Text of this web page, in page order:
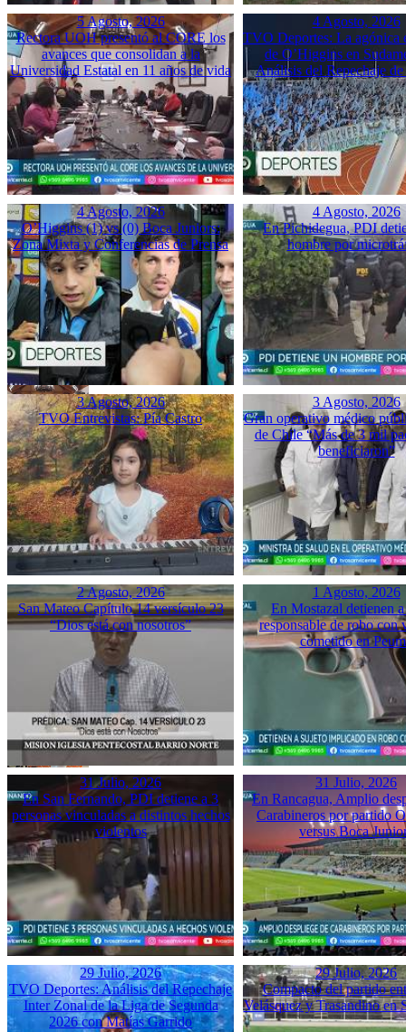
5 Agosto, 2026
Rectora UOH presentó al CORE los
avances que consolidan a la
Universidad Estatal en 11 años de vida
4 Agosto, 2026
TVO Deportes: La agónica
de O’Higgins en
Análisis del Repechaje de
4 Agosto, 2026
O’Higgins (1) vs (0) Boca Juniors:
Zona Mixta y Conferencias de Prensa
4 Agosto, 2026
En Pichidegua, PDI
hombre por
3 Agosto, 2026
TVO Entrevistas: Pía Castro
3 Agosto, 2026
Gran operativo médico
de Chile “Más de 3 mil
beneficiaron”
2 Agosto, 2026
San Mateo Capítulo 14 versículo 23
“Dios está con nosotros”
1 Agosto, 2026
En Mostazal detienen
responsable de robo con
cometido en
31 Julio, 2026
En San Fernando, PDI detiene a 3
personas vinculadas a distintos hechos
violentos
31 Julio, 2026
En Rancagua, Amplio
Carabineros por partido
versus Boca
29 Julio, 2026
TVO Deportes: Análisis del Repechaje
Inter Zonal de la Liga de Segunda
2026 con Matías Garrido
29 Julio, 2026
Compacto del partido
Velásquez y Trasandino en